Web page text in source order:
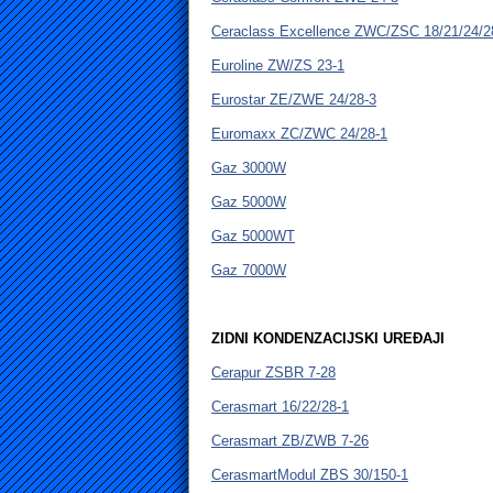
Ceraclass Excellence ZWC/ZSC 18/21/24/
Euroline ZW/ZS 23-1
Eurostar ZE/ZWE 24/28-3
Euromaxx ZC/ZWC 24/28-1
Gaz 3000W
Gaz 5000W
Gaz 5000WT
Gaz 7000W
ZIDNI KONDENZACIJSKI UREĐAJI
Cerapur ZSBR 7-28
Cerasmart 16/22/28-1
Cerasmart ZB/ZWB 7-26
CerasmartModul ZBS 30/150-1